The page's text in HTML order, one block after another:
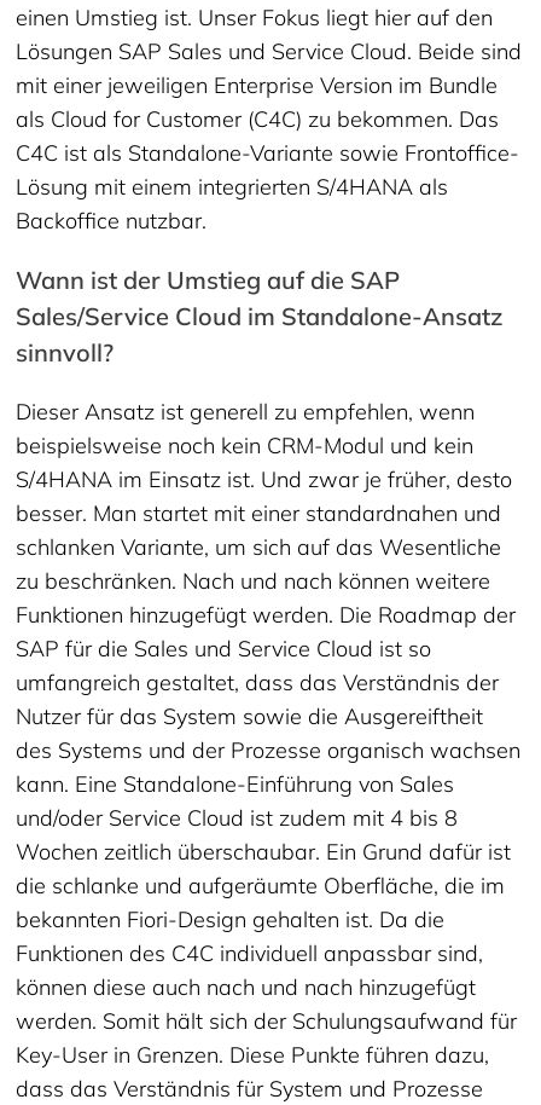
einen Umstieg ist. Unser Fokus liegt hier auf den
Lösungen SAP Sales und Service Cloud. Beide sind
mit einer jeweiligen Enterprise Version im Bundle
als Cloud for Customer (C4C) zu bekommen. Das
C4C ist als Standalone-Variante sowie Frontoffice-
Lösung mit einem integrierten S/4HANA als
Backoffice nutzbar.
Wann ist der Umstieg auf die SAP
Sales/Service Cloud im Standalone-Ansatz
sinnvoll?
Dieser Ansatz ist generell zu empfehlen, wenn
beispielsweise noch kein CRM-Modul und kein
S/4HANA im Einsatz ist. Und zwar je früher, desto
besser. Man startet mit einer standardnahen und
schlanken Variante, um sich auf das Wesentliche
zu beschränken. Nach und nach können weitere
Funktionen hinzugefügt werden. Die Roadmap der
SAP für die Sales und Service Cloud ist so
umfangreich gestaltet, dass das Verständnis der
Nutzer für das System sowie die Ausgereiftheit
des Systems und der Prozesse organisch wachsen
kann. Eine Standalone-Einführung von Sales
und/oder Service Cloud ist zudem mit 4 bis 8
Wochen zeitlich überschaubar. Ein Grund dafür ist
die schlanke und aufgeräumte Oberfläche, die im
bekannten Fiori-Design gehalten ist. Da die
Funktionen des C4C individuell anpassbar sind,
können diese auch nach und nach hinzugefügt
werden. Somit hält sich der Schulungsaufwand für
Key-User in Grenzen. Diese Punkte führen dazu,
dass das Verständnis für System und Prozesse